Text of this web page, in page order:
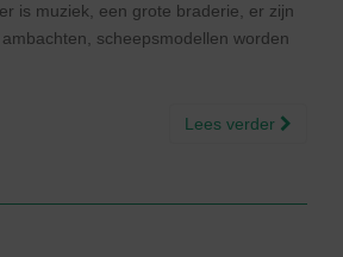
is muziek, een grote braderie, er zijn
scheepsmodellen worden
Lees verder